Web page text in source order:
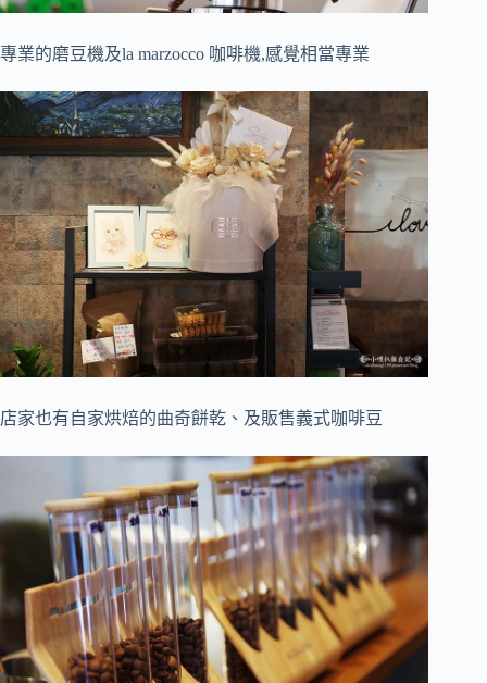
專業的磨豆機及la marzocco 咖啡機,感覺相當專業
店家也有自家烘焙的曲奇餅乾、及販售義式咖啡豆